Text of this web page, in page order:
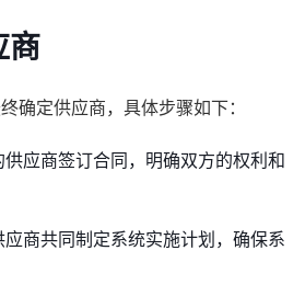
商
确定供应商，具体步骤如下：
供应商签订合同，明确双方的权利和
应商共同制定系统实施计划，确保系